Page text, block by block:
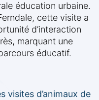
éducation urbaine.
cette visite a
d’interaction
marquant une
éducatif.
visites d’animaux de